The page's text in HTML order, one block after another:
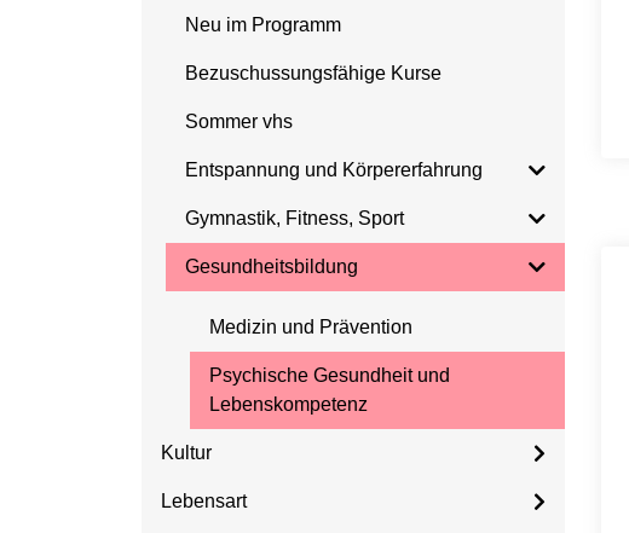
Neu im Programm
Bezuschussungsfähige Kurse
Sommer vhs
Entspannung und Körpererfahrung
Gymnastik, Fitness, Sport
Gesundheitsbildung
Medizin und Prävention
Psychische Gesundheit und
Lebenskompetenz
Kultur
Lebensart